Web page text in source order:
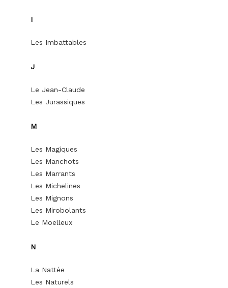
I
Les Imbattables
J
Le Jean-Claude
Les Jurassiques
M
Les Magiques
Les Manchots
Les Marrants
Les Michelines
Les Mignons
Les Mirobolants
Le Moelleux
N
La Nattée
Les Naturels